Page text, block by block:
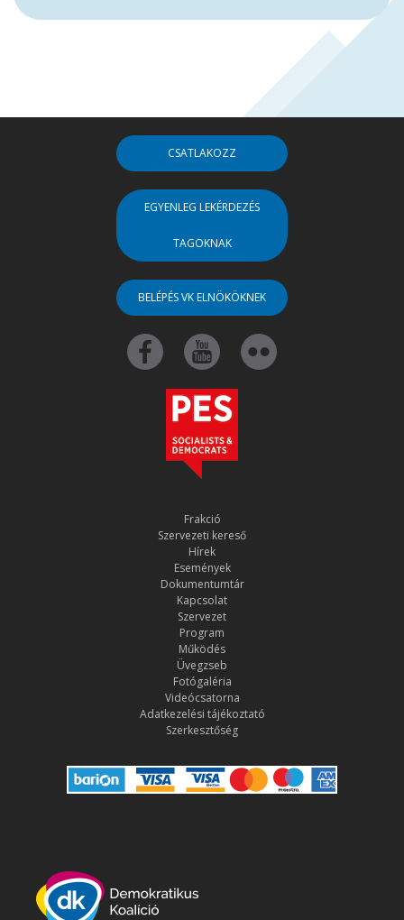
CSATLAKOZZ
EGYENLEG LEKÉRDEZÉS
TAGOKNAK
BELÉPÉS VK ELNÖKÖKNEK
Frakció
Szervezeti kereső
Hírek
Események
Dokumentumtár
Kapcsolat
Szervezet
Program
Működés
Üvegzseb
Fotógaléria
Videócsatorna
Adatkezelési tájékoztató
Szerkesztőség